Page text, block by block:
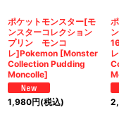
ポケットモンスター[モ
ンスターコレクション
プリン モンコ
レ]Pokemon [Monster
Collection Pudding
Moncolle]
1,980円(税込)